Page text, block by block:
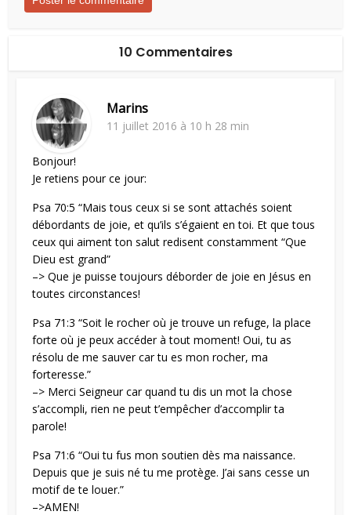
10 Commentaires
Marins
11 juillet 2016 à 10 h 28 min
Bonjour!
Je retiens pour ce jour:
Psa 70:5 “Mais tous ceux si se sont attachés soient
débordants de joie, et qu’ils s’égaient en toi. Et que tous
ceux qui aiment ton salut redisent constamment “Que
Dieu est grand”
–> Que je puisse toujours déborder de joie en Jésus en
toutes circonstances!
Psa 71:3 “Soit le rocher où je trouve un refuge, la place
forte où je peux accéder à tout moment! Oui, tu as
résolu de me sauver car tu es mon rocher, ma
forteresse.”
–> Merci Seigneur car quand tu dis un mot la chose
s’accompli, rien ne peut t’empêcher d’accomplir ta
parole!
Psa 71:6 “Oui tu fus mon soutien dès ma naissance.
Depuis que je suis né tu me protège. J’ai sans cesse un
motif de te louer.”
–>AMEN!